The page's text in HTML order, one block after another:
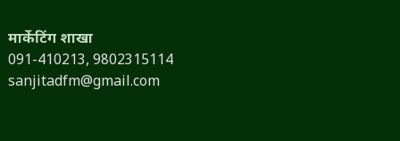
मार्केटिंग शाखा
091-410213, 9802315114
sanjitadfm@gmail.com